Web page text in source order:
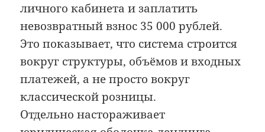
личного кабинета и заплатить
невозвратный взнос 35 000 рублей.
Это показывает, что система строится
вокруг структуры, объёмов и входных
платежей, а не просто вокруг
классической розницы.
Отдельно настораживает